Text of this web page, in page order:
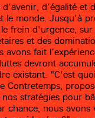
d’égalité et
le monde. Jusqu'à
frein d'urgence, sur
et des
avons fait
devront
existant. "C'est
Contretemps,
stratégies pour
chance, nous avons